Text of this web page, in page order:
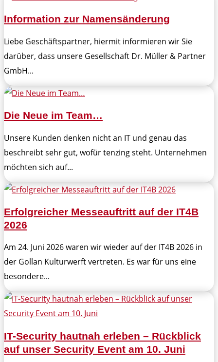
Information zur Namensänderung
Liebe Geschäftspartner, hiermit informieren wir Sie
darüber, dass unsere Gesellschaft Dr. Müller & Partner
GmbH...
Die Neue im Team…
Unsere Kunden denken nicht an IT und genau das
beschreibt sehr gut, wofür tenzing steht. Unternehmen
möchten sich auf...
Erfolgreicher Messeauftritt auf der IT4B
2026
Am 24. Juni 2026 waren wir wieder auf der IT4B 2026 in
der Gollan Kulturwerft vertreten. Es war für uns eine
besondere...
IT-Security hautnah erleben – Rückblick
auf unser Security Event am 10. Juni